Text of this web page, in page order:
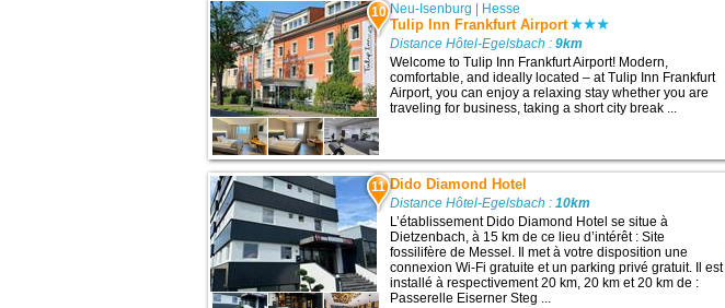
10 Neu-Isenburg Hesse
Tulip Inn Frankfurt Airport
Distance Hôtel-Egelsbach :9km
Welcome to Tulip Inn Frankfurt Airport! Modern,
comfortable, and ideally located – at Tulip Inn Frankfurt
Airport, you can enjoy a relaxing stay whether you are
traveling for business, taking a short city break ...
11 Dido Diamond Hotel
Distance Hôtel-Egelsbach :10km
L’établissement Dido Diamond Hotel se situe à
Dietzenbach, à 15 km de ce lieu d’intérêt : Site
fossilifère de Messel. Il met à votre disposition une
connexion Wi-Fi gratuite et un parking privé gratuit. Il est
installé à respectivement 20 km, 20 km et 20 km de :
Passerelle Eiserner Steg ...